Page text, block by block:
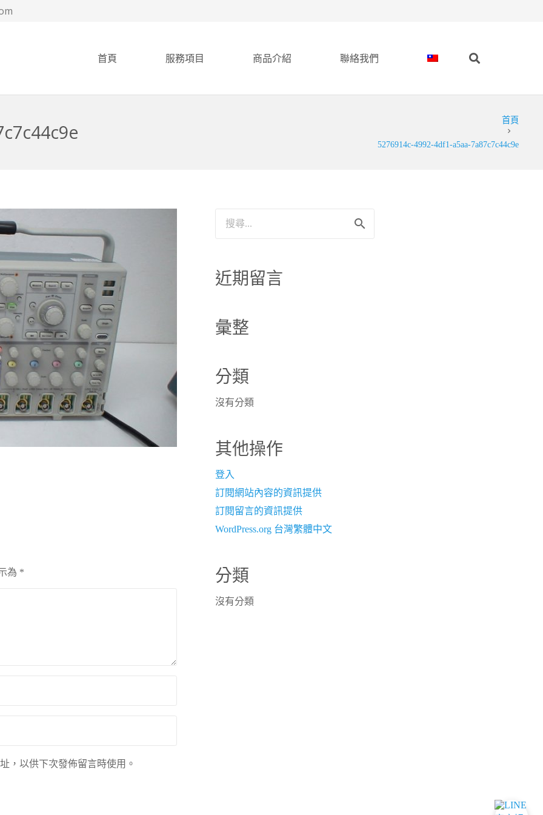
首頁 服務項目 商品介紹 聯絡我們
首頁
chevron_right
5276914c-4992-4df1-a5aa-7a87c7c44c9e
為 *
，以供下次發佈留言時使用。
字:
近期留言
彙整
分類
沒有分類
其他操作
登入
訂閱網站內容的資訊提供
訂閱留言的資訊提供
WordPress.org 台灣繁體中文
分類
沒有分類